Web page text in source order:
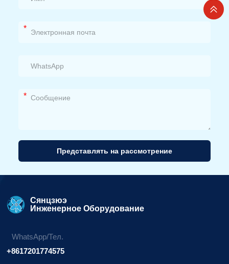
*
*
Представлять на рассмотрение
вариант:
Сянцзюэ
Инженерное Оборудование
WhatsApp/Тел.
+8617201774575